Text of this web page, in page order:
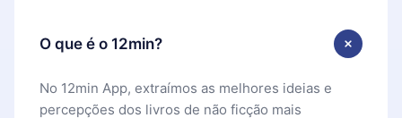
O que é o 12min?
No 12min App, extraímos as melhores ideias e
percepções dos livros de não ficção mais